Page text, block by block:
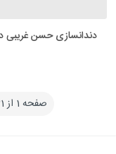
دندانسازی حسن غریبی
صفحه 1 از 131